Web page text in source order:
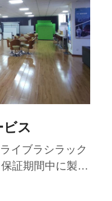
ス
イブラシラック
証期間中に製造